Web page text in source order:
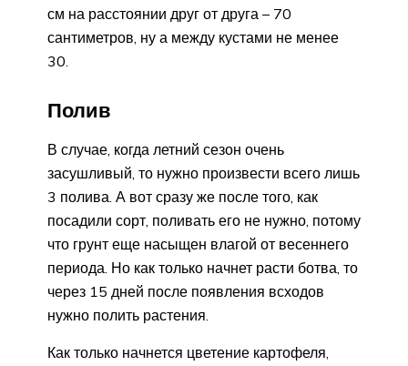
см на расстоянии друг от друга – 70
сантиметров, ну а между кустами не менее
30.
Полив
В случае, когда летний сезон очень
засушливый, то нужно произвести всего лишь
3 полива. А вот сразу же после того, как
посадили сорт, поливать его не нужно, потому
что грунт еще насыщен влагой от весеннего
периода. Но как только начнет расти ботва, то
через 15 дней после появления всходов
нужно полить растения.
Как только начнется цветение картофеля,